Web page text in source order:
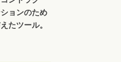
ョンのため
たツール。